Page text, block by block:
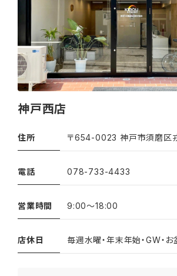
神戸西店
住所 〒654-0023 神戸市須磨区
電話 078-733-4433
営業時間 9:00〜18:00
店休日 毎週水曜・年末年始・GW・お